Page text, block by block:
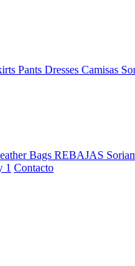
Pants Dresses Camisas
Bags REBAJAS
Contacto